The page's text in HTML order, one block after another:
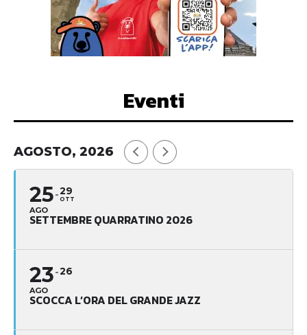
Eventi
AGOSTO, 2026
25
AGO
29
OTT
SETTEMBRE QUARRATINO 2026
23
AGO
26
SCOCCA L’ORA DEL GRANDE JAZZ